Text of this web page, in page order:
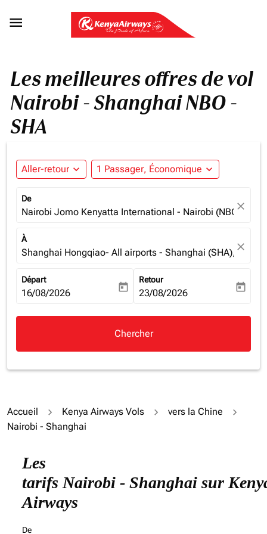

Les meilleures offres de vol
Nairobi - Shanghai NBO -
SHA
Aller-retour expand_more 1 Passager, Économique expand_more
De
Nairobi Jomo Kenyatta International - Nairobi (NBO),
close
À
Shanghai Hongqiao- All airports - Shanghai (SHA), China
close
Départ
fc-booking-departure-date-aria-label
16/08/2026 today
Retour
fc-booking-return-date-aria-
23/08/2026 today
Chercher
Accueil Kenya Airways Vols
vers la Chine
Nairobi - Shanghai
Les
tarifs Nairobi - Shanghai sur
Airways
De
Essayez de mettre à jour votre itinéraire (origine et/